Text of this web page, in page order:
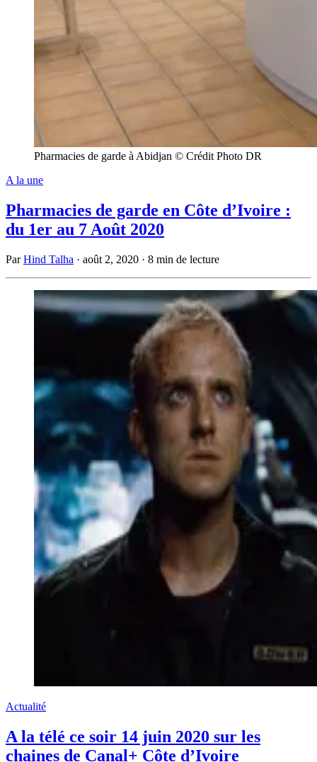
Pharmacies de garde à Abidjan © Crédit Photo DR
A la une
Pharmacies de garde en Côte d’Ivoire :
du 1er au 7 Août 2020
ParHind Talha · août 2, 2020 · 8 min de lecture
Actualité
A la télé ce soir 14 juin 2020 sur les
chaines de Canal+ Côte d’Ivoire